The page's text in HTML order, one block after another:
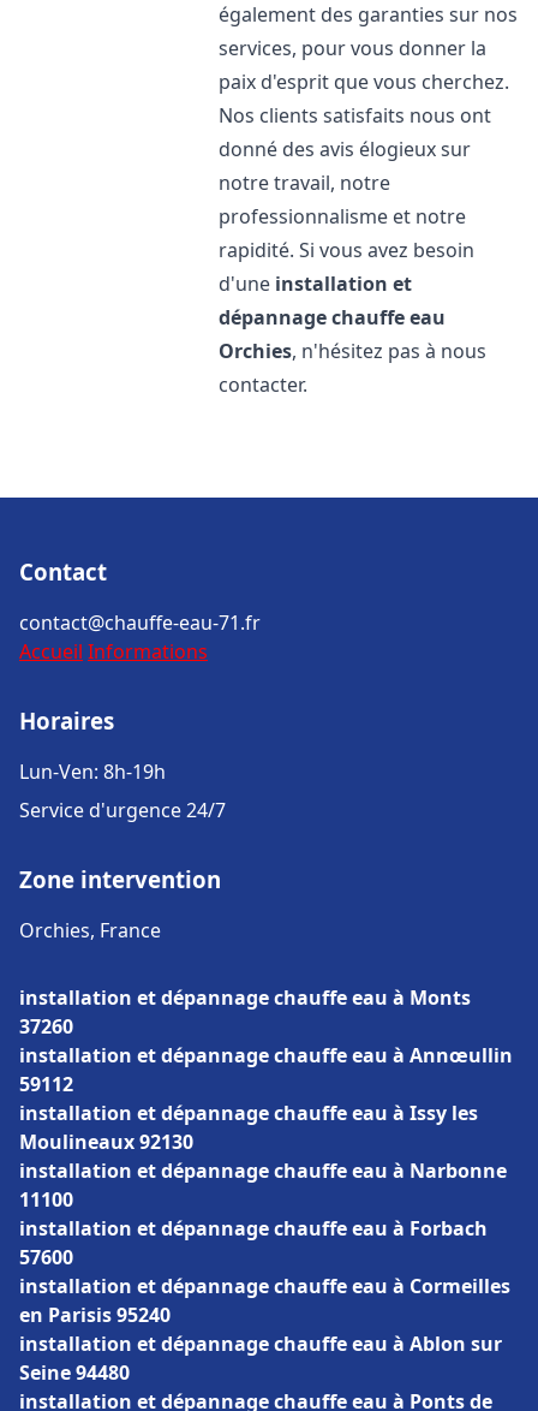
également des garanties sur nos
services, pour vous donner la
paix d'esprit que vous cherchez.
Nos clients satisfaits nous ont
donné des avis élogieux sur
notre travail, notre
professionnalisme et notre
rapidité. Si vous avez besoin
d'une installation et
dépannage chauffe eau
Orchies, n'hésitez pas à nous
contacter.
Contact
contact@chauffe-eau-71.fr
Accueil Informations
Horaires
Lun-Ven: 8h-19h
Service d'urgence 24/7
Zone intervention
Orchies, France
installation et dépannage chauffe eau à Monts
37260
installation et dépannage chauffe eau à Annœullin
59112
installation et dépannage chauffe eau à Issy les
Moulineaux 92130
installation et dépannage chauffe eau à Narbonne
11100
installation et dépannage chauffe eau à Forbach
57600
installation et dépannage chauffe eau à Cormeilles
en Parisis 95240
installation et dépannage chauffe eau à Ablon sur
Seine 94480
installation et dépannage chauffe eau à Ponts de